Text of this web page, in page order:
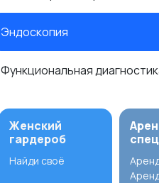
Эндоскопия
Функциональная
Женский
гардероб
Найди своё